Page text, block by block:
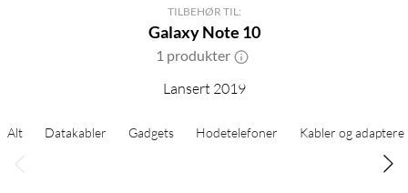
TILBEHØR TIL:
Galaxy Note 10
1 produkter
Lansert 2019
Alt Datakabler Gadgets Hodetelefoner Kabler og adaptere